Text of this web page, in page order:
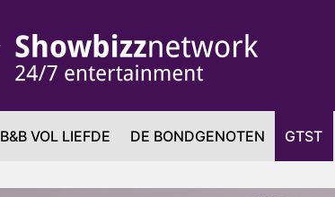
B&B VOL LIEFDE DE BONDGENOTEN GTST